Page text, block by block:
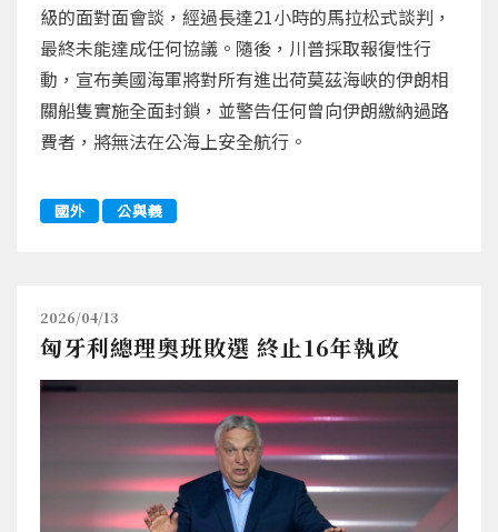
級的面對面會談，經過長達21小時的馬拉松式談判，
最終未能達成任何協議。隨後，川普採取報復性行
動，宣布美國海軍將對所有進出荷莫茲海峽的伊朗相
關船隻實施全面封鎖，並警告任何曾向伊朗繳納過路
費者，將無法在公海上安全航行。
國外 公與義
2026/04/13
匈牙利總理奧班敗選 終止16年執政